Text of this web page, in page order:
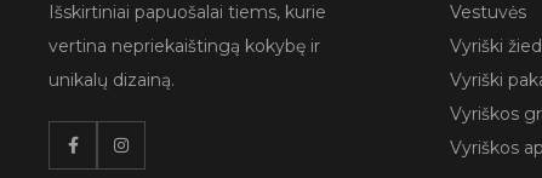
Išskirtiniai papuošalai tiems, kurie
vertina nepriekaištingą kokybę ir
unikalų dizainą.
Vestuvės
Vyriški
Vyriški
Vyriškos
Vyriškos